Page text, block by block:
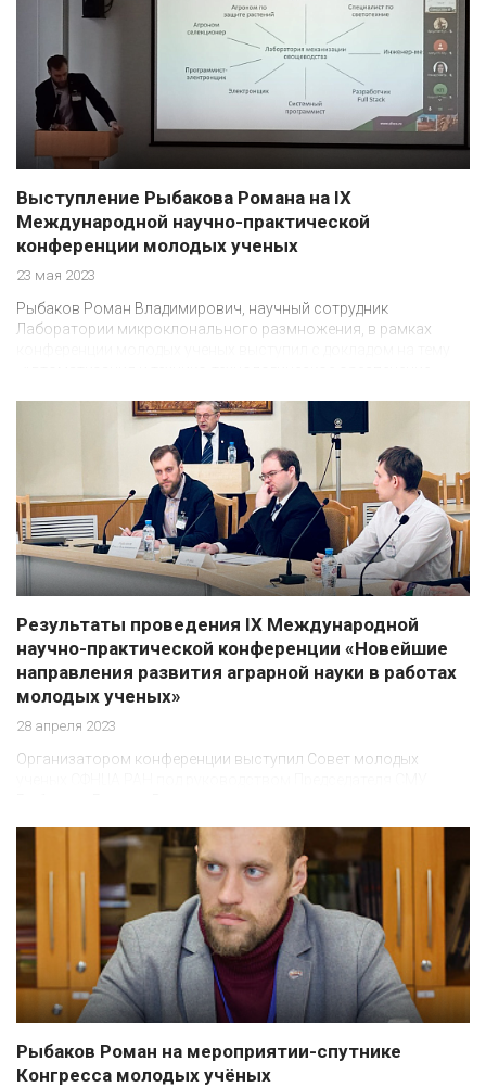
Выступление Рыбакова Романа на IX
Международной научно-практической
конференции молодых ученых
23 мая 2023
Рыбаков Роман Владимирович, научный сотрудник
Лаборатории микроклонального размножения, в рамках
Результаты проведения IX Международной
научно-практической конференции «Новейшие
направления развития аграрной науки в работах
молодых ученых»
28 апреля 2023
Организатором конференции выступил Совет молодых
Рыбаков Роман на мероприятии-спутнике
Конгресса молодых учёных